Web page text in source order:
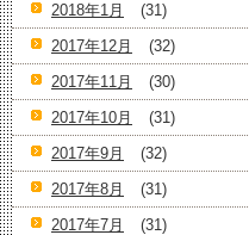
2018年1月
(31)
2017年12月
(32)
2017年11月
(30)
2017年10月
(31)
2017年9月
(32)
2017年8月
(31)
2017年7月
(31)